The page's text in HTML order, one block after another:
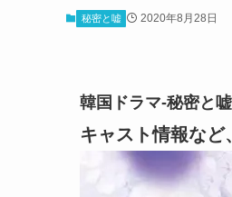
秘密と嘘 2020年8月28日
韓国ドラマ-秘密と
キャスト情報な